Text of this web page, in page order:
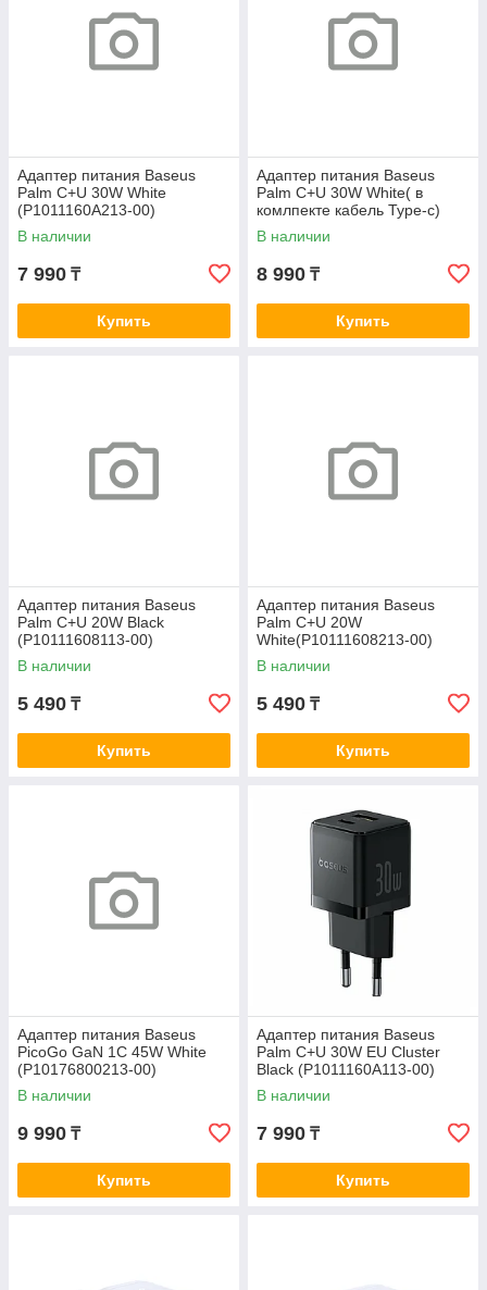
Адаптер питания Baseus
Palm C+U 30W White
(P1011160A213-00)
В наличии
7 990 ₸
Купить
Адаптер питания Baseus
Palm C+U 30W White( в
комлпекте кабель Type-c)
(P1011160A213-01)
В наличии
8 990 ₸
Купить
Адаптер питания Baseus
Palm C+U 20W Black
(P10111608113-00)
В наличии
5 490 ₸
Купить
Адаптер питания Baseus
Palm C+U 20W
White(P10111608213-00)
В наличии
5 490 ₸
Купить
Адаптер питания Baseus
PicoGo GaN 1C 45W White
(P10176800213-00)
В наличии
9 990 ₸
Купить
Адаптер питания Baseus
Palm C+U 30W EU Cluster
Black (P1011160A113-00)
В наличии
7 990 ₸
Купить